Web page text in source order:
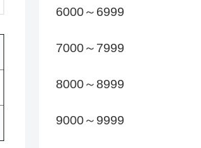
6000～6999
7000～7999
8000～8999
9000～9999